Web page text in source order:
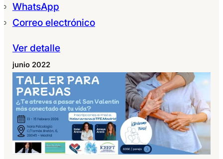
WhatsApp
Correo electrónico
Ver detalle
junio 2022